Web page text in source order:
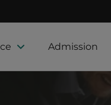
Admission